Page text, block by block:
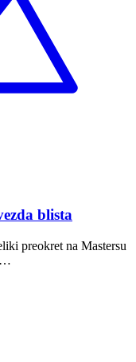
blista
preokret na Mastersu